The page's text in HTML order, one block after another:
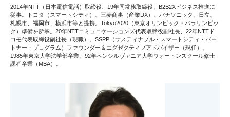
2014年NTT（日本電信電話）取締役、19年同常務取締役。B2B2Xビジネス推進に
従事。トヨタ（スマートシティ）、三菱商事（産業DX）、パナソニック、日立、
札幌市、福岡市、横浜市等と提携。Tokyo2020（東京オリンピック・パラリンピッ
ク）準備を所掌。20年NTTコミュニケーションズ代表取締役副社長、22年NTTド
コモ代表取締役副社長（現職）。SSPP（サスティナブル・スマートシティ・パー
トナー・プログラム）ファウンダー＆エグゼクティブアドバイザー（現任）、
1985年東京大学法学部卒業、92年ペンシルヴァニア大学ウォートンスクール修士
課程卒業（MBA）。